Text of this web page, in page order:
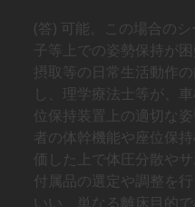
(答) 可能。この場合の
子等上での姿勢保持が
摂取等の日常生活動作
し、理学療法士等が、
位保持装置上の適切な
者の体幹機能や座位保
価した上で体圧分散や
付属品の選定や調整を
いい、単なる離床目的